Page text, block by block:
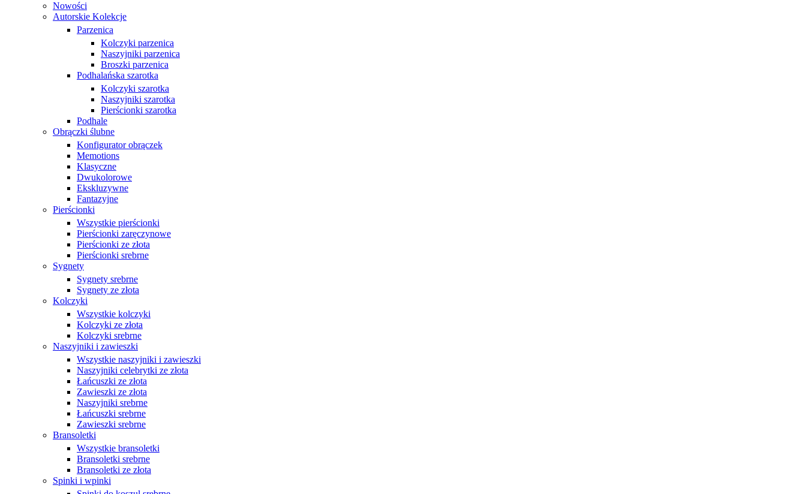
Nowości
Autorskie Kolekcje
Parzenica
Kolczyki parzenica
Naszyjniki parzenica
Broszki parzenica
Podhalańska szarotka
Kolczyki szarotka
Naszyjniki szarotka
Pierścionki szarotka
Podhale
Obrączki ślubne
Konfigurator obrączek
Memotions
Klasyczne
Dwukolorowe
Ekskluzywne
Fantazyjne
Pierścionki
Wszystkie pierścionki
Pierścionki zaręczynowe
Pierścionki ze złota
Pierścionki srebrne
Sygnety
Sygnety srebrne
Sygnety ze złota
Kolczyki
Wszystkie kolczyki
Kolczyki ze złota
Kolczyki srebrne
Naszyjniki i zawieszki
Wszystkie naszyjniki i zawieszki
Naszyjniki celebrytki ze złota
Łańcuszki ze złota
Zawieszki ze złota
Naszyjniki srebrne
Łańcuszki srebrne
Zawieszki srebrne
Bransoletki
Wszystkie bransoletki
Bransoletki srebrne
Bransoletki ze złota
Spinki i wpinki